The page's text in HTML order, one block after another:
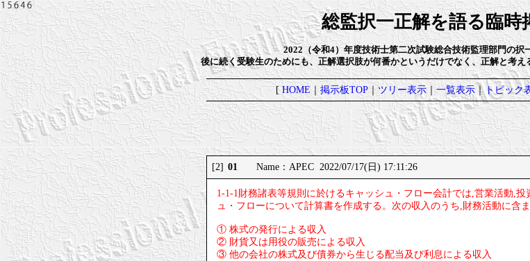
総監択一正解を語る臨時
2022（令和4）年度技術士第二次試験総合技術監理部門の択
後に続く受験生のためにも、正解選択肢が何番かというだけでなく、正解と考
[HOME｜掲示板TOP｜ツリー表示｜一覧表示｜トピック
[2] 01 Name：APEC 2022/07/17(日) 17:11:26
1-1-1財務諸表等規則に於けるキャッシュ・フロー会計では,営業活動,
ュ・フローについて計算書を作成する。次の収入のうち,財務活動に含
① 株式の発行による収入
② 財貨又は用役の販売による収入
③ 他の会社の株式及び債券から生じる配当及び利息による収入